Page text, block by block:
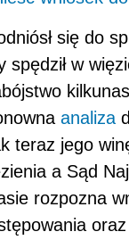
się do
spędził w
analiza
teraz jego
a Sąd
rozpozna